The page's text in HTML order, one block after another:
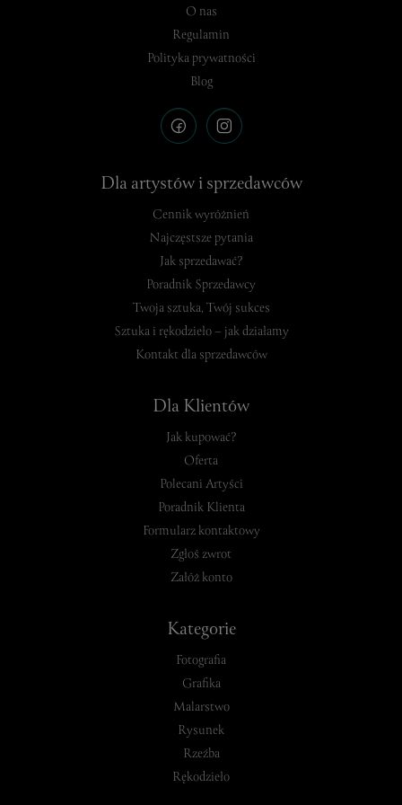
O nas
Regulamin
Polityka prywatności
Blog
Dla artystów i sprzedawców
Cennik wyróżnień
Najczęstsze pytania
Jak sprzedawać?
Poradnik Sprzedawcy
Twoja sztuka, Twój sukces
Sztuka i rękodzieło – jak działamy
Kontakt dla sprzedawców
Dla Klientów
Jak kupować?
Oferta
Polecani Artyści
Poradnik Klienta
Formularz kontaktowy
Zgłoś zwrot
Załóż konto
Kategorie
Fotografia
Grafika
Malarstwo
Rysunek
Rzeźba
Rękodzieło